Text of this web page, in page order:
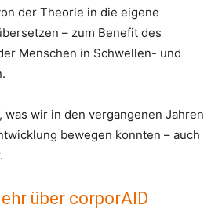
der Theorie in die eigene
– zum Benefit des
Menschen in Schwellen- und
was wir in den vergangenen Jahren
bewegen konnten – auch
über corporAID